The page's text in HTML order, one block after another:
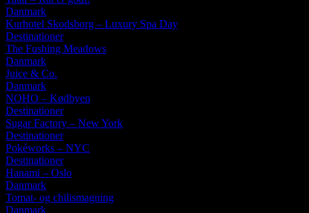
Danmark
Kurhotel Skodsborg – Luxury Spa Day
Destinationer
The Fushing Meadows
Danmark
Juice & Co.
Danmark
NOHO – Kødbyen
Destinationer
Sugar Factory – New York
Destinationer
Pokéworks – NYC
Destinationer
Hanami – Oslo
Danmark
Tomat- og chilismagning
Danmark